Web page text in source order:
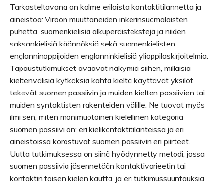
Tarkasteltavana on kolme erilaista kontaktitilannetta ja
aineistoa: Viroon muuttaneiden inkerinsuomalaisten
puhetta, suomenkielisiä alkuperäistekstejä ja niiden
saksankielisiä käännöksiä sekä suomenkielisten
englanninoppijoiden englanninkielisiä ylioppilaskirjoitelmia.
Tapaustutkimukset avaavat näkymiä siihen, millaisia
kieltenvälisiä kytköksiä kahta kieltä käyttävät yksilöt
tekevät suomen passiivin ja muiden kielten passiivien tai
muiden syntaktisten rakenteiden välille. Ne tuovat myös
ilmi sen, miten monimuotoinen kielellinen kategoria
suomen passiivi on: eri kielikontaktitilanteissa ja eri
aineistoissa korostuvat suomen passiivin eri piirteet.
Uutta tutkimuksessa on siinä hyödynnetty metodi, jossa
suomen passiivia jäsennetään kontaktivarieetin tai
kontaktin toisen kielen kautta, ja eri tutkimussuuntauksia